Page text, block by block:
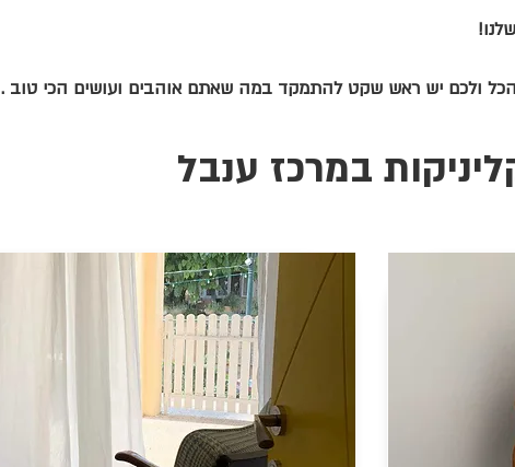
להכל ולכם יש ראש שקט להתמקד במה שאתם אוהבים ועושים הכי טוב .
במרכז ענבל